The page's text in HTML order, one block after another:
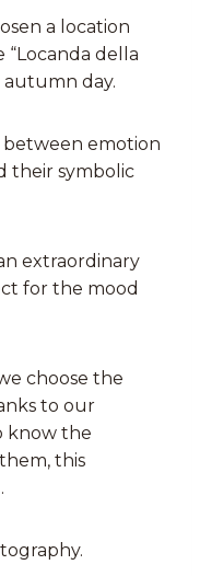
a location
“Locanda della
autumn day.
emotion
their symbolic
extraordinary
for the mood
choose the
to our
know the
this